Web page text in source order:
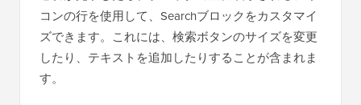
コンの行を使用して、Searchブロックをカスタマイ
ズできます。これには、検索ボタンのサイズを変更
したり、テキストを追加したりすることが含まれま
す。